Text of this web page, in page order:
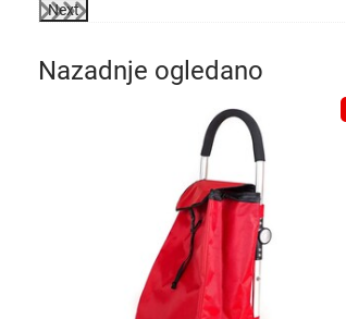
Next
Nazadnje ogledano